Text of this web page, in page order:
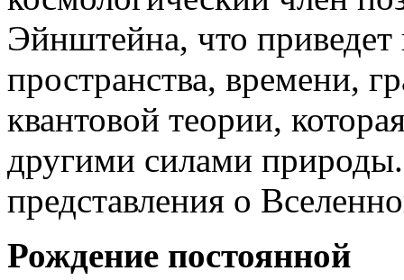
Эйнштейна, что
пространства, времени,
квантовой теории,
другими силами
представления о
Рождение постоянной